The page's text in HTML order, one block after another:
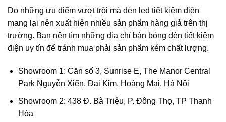
Do những ưu điểm vượt trội mà đèn led tiết kiệm điện
mang lại nên xuất hiện nhiều sản phẩm hàng giả trên thị
trường. Bạn nên tìm những địa chỉ bán bóng đèn tiết kiệm
điện uy tín để tránh mua phải sản phẩm kém chất lượng.
Showroom 1: ​Căn số 3, Sunrise E, The Manor Central
Park Nguyễn Xiển, Đại Kim, Hoàng Mai, Hà Nội
Showroom 2: 438 Đ. Bà Triệu, P. Đông Thọ, TP Thanh
Hóa